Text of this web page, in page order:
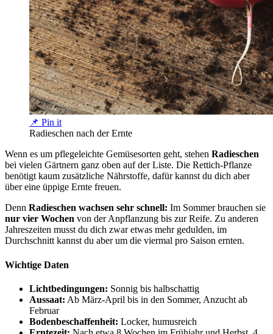
📌 Pin it
Radieschen nach der Ernte
Wenn es um pflegeleichte Gemüsesorten geht, stehen Radieschen
bei vielen Gärtnern ganz oben auf der Liste. Die Rettich-Pflanze
benötigt kaum zusätzliche Nährstoffe, dafür kannst du dich aber
über eine üppige Ernte freuen.
Denn Radieschen wachsen sehr schnell: Im Sommer brauchen sie
nur vier Wochen von der Anpflanzung bis zur Reife. Zu anderen
Jahreszeiten musst du dich zwar etwas mehr gedulden, im
Durchschnitt kannst du aber um die viermal pro Saison ernten.
Wichtige Daten
Lichtbedingungen: Sonnig bis halbschattig
Aussaat: Ab März-April bis in den Sommer, Anzucht ab
Februar
Bodenbeschaffenheit: Locker, humusreich